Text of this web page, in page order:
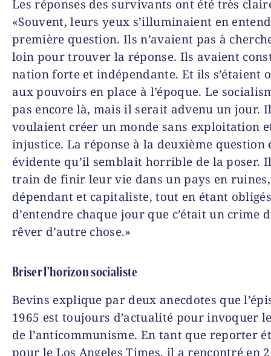
Les réponses des survivants ont été très
«Souvent, leurs yeux s’illuminaient en
première question. Ils n’avaient pas à
loin pour trouver la réponse. Ils avaient
nation forte et indépendante. Et ils s’étaient
aux pouvoirs en place à l’époque. Le
pas encore là, mais il serait advenu un jour.
voulaient créer un monde sans exploitation
injustice. La réponse à la deuxième question
évidente qu’il semblait horrible de la poser.
train de finir leur vie dans un pays en
dépendant et capitaliste, tout en étant
d’entendre chaque jour que c’était un crime
rêver d’autre chose.»
Briser l’horizon socialiste
Bevins explique par deux anecdotes que
1965 est toujours d’actualité pour invoquer
de l’anticommunisme. En tant que reporter
pour le Los Angeles Times, il a rencontré en